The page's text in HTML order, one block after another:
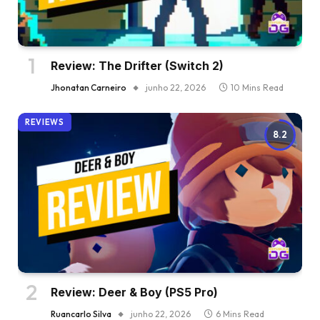
Review: The Drifter (Switch 2)
Jhonatan Carneiro junho 22, 2026 10 Mins Read
8.2
REVIEWS
Review: Deer & Boy (PS5 Pro)
Ruancarlo Silva junho 22, 2026 6 Mins Read